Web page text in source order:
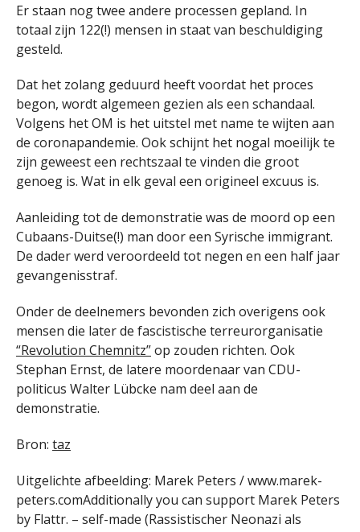
Er staan nog twee andere processen gepland. In
totaal zijn 122(!) mensen in staat van beschuldiging
gesteld.
Dat het zolang geduurd heeft voordat het proces
begon, wordt algemeen gezien als een schandaal.
Volgens het OM is het uitstel met name te wijten aan
de coronapandemie. Ook schijnt het nogal moeilijk te
zijn geweest een rechtszaal te vinden die groot
genoeg is. Wat in elk geval een origineel excuus is.
Aanleiding tot de demonstratie was de moord op een
Cubaans-Duitse(!) man door een Syrische immigrant.
De dader werd veroordeeld tot negen en een half jaar
gevangenisstraf.
Onder de deelnemers bevonden zich overigens ook
mensen die later de fascistische terreurorganisatie
“Revolution Chemnitz”op zouden richten. Ook
Stephan Ernst, de latere moordenaar van CDU-
politicus Walter Lübcke nam deel aan de
demonstratie.
Bron: taz
Uitgelichte afbeelding: Marek Peters / www.marek-
peters.comAdditionally you can support Marek Peters
by Flattr. – self-made (Rassistischer Neonazi als